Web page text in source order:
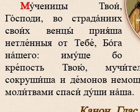
Му́ченицы Твои́,
Го́споди, во страда́ниих
свои́х венцы́ прия́ша
нетле́нныя от Тебе́, Бо́га
на́шего: иму́ще бо
кре́пость Твою́,
сокруши́ша и де́монов
моли́твами спаси́ ду́ши на́ша.